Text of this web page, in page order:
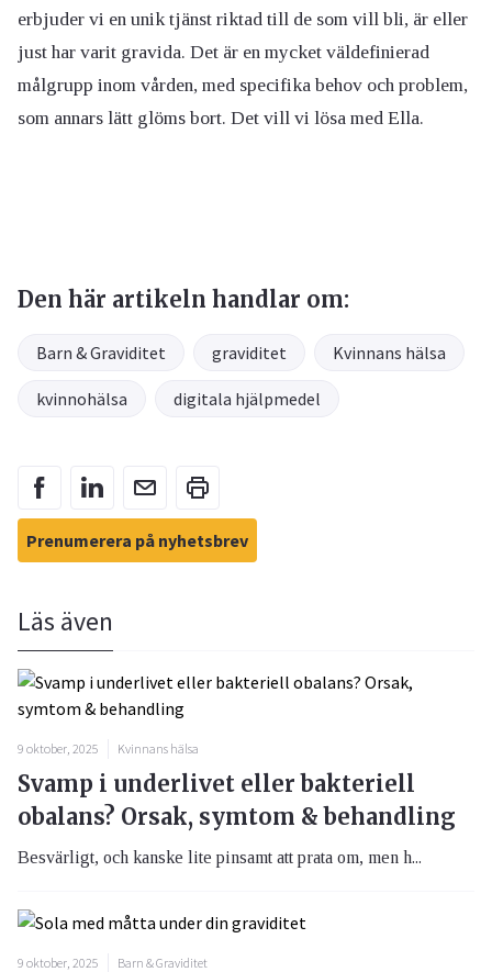
erbjuder vi en unik tjänst riktad till de som vill bli, är eller
just har varit gravida. Det är en mycket väldefinierad
målgrupp inom vården, med specifika behov och problem,
som annars lätt glöms bort. Det vill vi lösa med Ella.
Den här artikeln handlar om:
Barn & Graviditet graviditet Kvinnans hälsa
kvinnohälsa digitala hjälpmedel
Prenumerera på nyhetsbrev
Läs även
9 oktober, 2025 Kvinnans hälsa
Svamp i underlivet eller bakteriell
obalans? Orsak, symtom & behandling
Besvärligt, och kanske lite pinsamt att prata om, men h...
9 oktober, 2025 Barn & Graviditet